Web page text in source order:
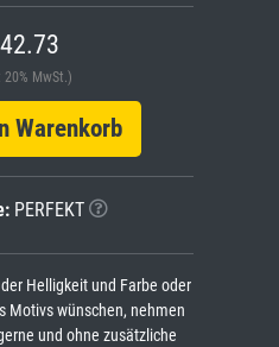
MwSt.)
PERFEKT
Helligkeit und Farbe oder
Motivs wünschen, nehmen
und ohne zusätzliche